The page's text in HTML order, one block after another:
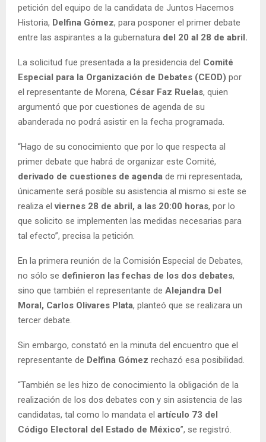
petición del equipo de la candidata de Juntos Hacemos
Historia, Delfina Gómez, para posponer el primer debate
entre las aspirantes a la gubernatura del 20 al 28 de abril.
La solicitud fue presentada a la presidencia del Comité
Especial para la Organización de Debates (CEOD) por
el representante de Morena, César Faz Ruelas, quien
argumentó que por cuestiones de agenda de su
abanderada no podrá asistir en la fecha programada.
“Hago de su conocimiento que por lo que respecta al
primer debate que habrá de organizar este Comité,
derivado de cuestiones de agenda de mi representada,
únicamente será posible su asistencia al mismo si este se
realiza elviernes 28 de abril, a las 20:00 horas, por lo
que solicito se implementen las medidas necesarias para
tal efecto”, precisa la petición.
En la primera reunión de la Comisión Especial de Debates,
no sólo se definieron las fechas de los dos debates,
sino que también el representante de Alejandra Del
Moral, Carlos Olivares Plata, planteó que se realizara un
tercer debate.
Sin embargo, constató en la minuta del encuentro que el
representante de Delfina Gómez rechazó esa posibilidad.
“También se les hizo de conocimiento la obligación de la
realización de los dos debates con y sin asistencia de las
candidatas, tal como lo mandata el artículo 73 del
Código Electoral del Estado de México”, se registró.